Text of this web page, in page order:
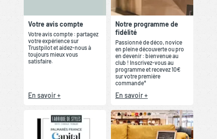
Votre avis compte
Votre avis compte : partagez
votre expérience sur
Trustpilot et aidez-nous à
toujours mieux vous
satisfaire.
En savoir +
Notre programme de
fidélité
Passionné de déco, novice
en pleine découverte ou pro
en devenir : bienvenue au
club ! Inscrivez-vous au
programme et recevez 10€
sur votre première
commande*
En savoir +